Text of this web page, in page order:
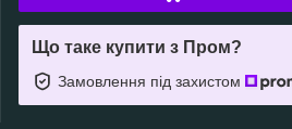
Що таке купити з Пром?
Замовлення під захистом